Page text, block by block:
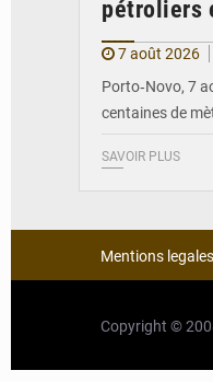
pétroliers
7 août 2026
Porto‑Novo, 7
centaines de
SAVOIR PLUS
Mentions legales
Copyright ©